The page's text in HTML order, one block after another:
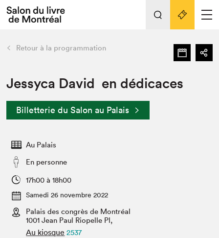
Espace exposant⋅e⋅s
Espace enseignant·e·s
Espace médias
L'événement
Préparer sa visite au Salon
Actualités
SLM PRO
retour Nos activités
Préparer sa visite
Salon dans la ville et en ligne
Projets partenaires
Liens pratiques
Retour à la programmation
Jessyca David en dédicaces
Billetterie du Salon au Palais
Au Palais
En personne
17h00 à 18h00
Samedi 26 novembre 2022
Palais des congrès de Montréal
1001 Jean Paul Riopelle Pl,
Au kiosque 2537